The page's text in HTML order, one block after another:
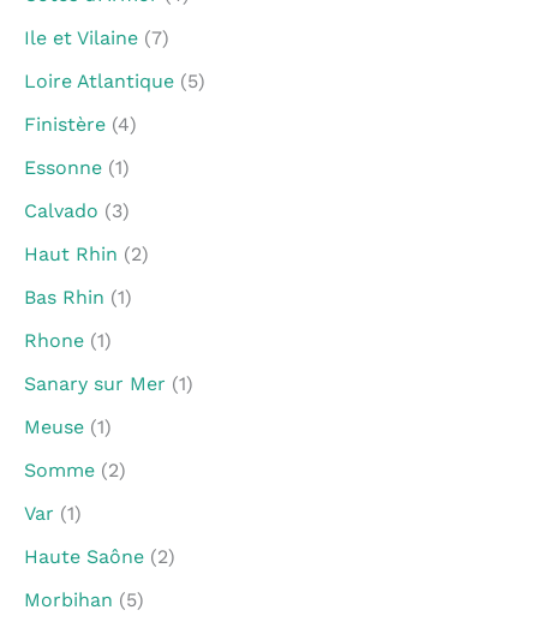
Ile et Vilaine (7)
Loire Atlantique (5)
Finistère (4)
Essonne (1)
Calvado (3)
Haut Rhin (2)
Bas Rhin (1)
Rhone (1)
Sanary sur Mer (1)
Meuse (1)
Somme (2)
Var (1)
Haute Saône (2)
Morbihan (5)